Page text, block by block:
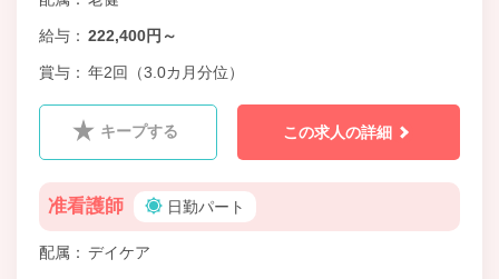
給与 222,400円～
賞与 年2回（3.0カ月分位）
キープする この求人の詳細
准看護師 日勤パート
配属 デイケア